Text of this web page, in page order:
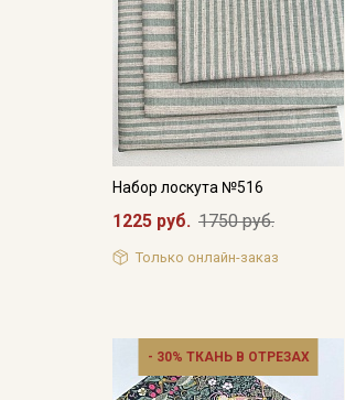
Набор лоскута №516
1225 руб. 1750 руб.
Только онлайн-заказ
- 30% ТКАНЬ В ОТРЕЗАХ